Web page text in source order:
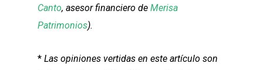
Canto, asesor financiero de Merisa
Patrimonios).
* Las opiniones vertidas en este artículo son